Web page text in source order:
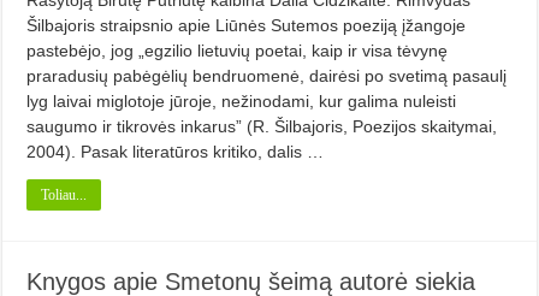
Šilbajoris straipsnio apie Liūnės Sutemos poeziją įžangoje
pastebėjo, jog „egzilio lietuvių poetai, kaip ir visa tėvynę
praradusių pabėgėlių bendruomenė, dairėsi po svetimą pasaulį
lyg laivai miglotoje jūroje, nežinodami, kur galima nuleisti
saugumo ir tikrovės inkarus” (R. Šilbajoris, Poezijos skaitymai,
2004). Pasak literatūros kritiko, dalis …
Toliau...
Knygos apie Smetonų šeimą autorė siekia